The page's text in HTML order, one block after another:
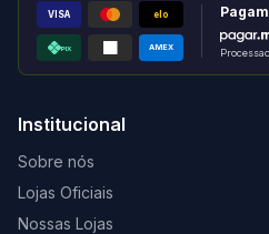
VISA elo
PIX AMEX
Institucional
Sobre nós
Lojas Oficiais
Nossas Lojas